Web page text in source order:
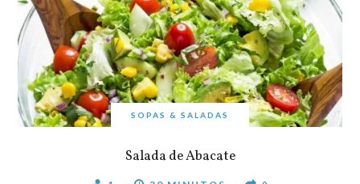
SOPAS & SALADAS
Salada de Abacate